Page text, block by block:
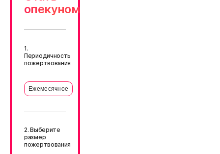
опекуном
1.
Периодичность
пожертвования
Ежемесячное
2. Выберите
размер
пожертвования